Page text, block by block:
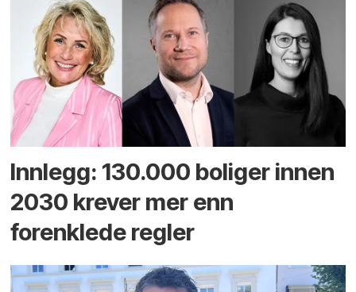
Innlegg: 130.000 boliger innen
2030 krever mer enn
forenklede regler